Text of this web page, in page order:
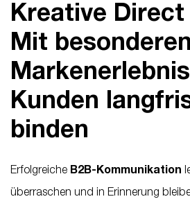
Kreative
Mit besonderen
Kunden
binden
Erfolgreiche B2B-Kommunikation
überraschen und in Erinnerung